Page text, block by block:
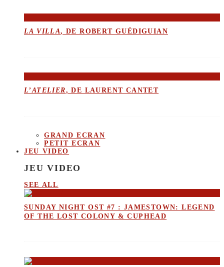
LA VILLA, DE ROBERT GUÉDIGUIAN
L’ATELIER, DE LAURENT CANTET
GRAND ECRAN
PETIT ECRAN
JEU VIDEO
JEU VIDEO
SEE ALL
SUNDAY NIGHT OST #7 : JAMESTOWN: LEGEND
OF THE LOST COLONY & CUPHEAD